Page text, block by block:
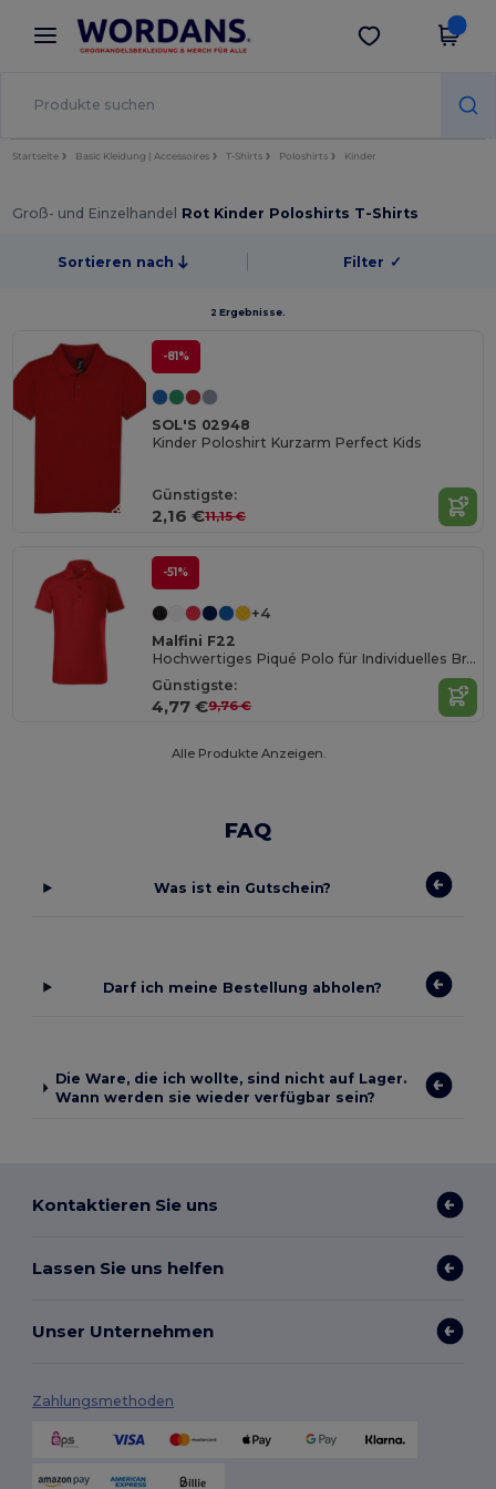
× Wordans App
Bessere Preise in der App!
App holen
Startseite Basic Kleidung | Accessoires T-Shirts Poloshirts Kinder
Groß- und Einzelhandel Rot Kinder Poloshirts T-Shirts
Sortieren nach Filter ✓
2 Ergebnisse.
-81%
SOL'S 02948
Kinder Poloshirt Kurzarm Perfect Kids
Günstigste:
2,16 €11,15 €
-51%
+4
Malfini F22
Hochwertiges Piqué Polo für Individuelles Branding
Günstigste:
4,77 €9,76 €
Alle Produkte Anzeigen.
FAQ
Was ist ein Gutschein?
Darf ich meine Bestellung abholen?
Die Ware, die ich wollte, sind nicht auf Lager.
Wann werden sie wieder verfügbar sein?
Kontaktieren Sie uns
Lassen Sie uns helfen
Unser Unternehmen
Zahlungsmethoden